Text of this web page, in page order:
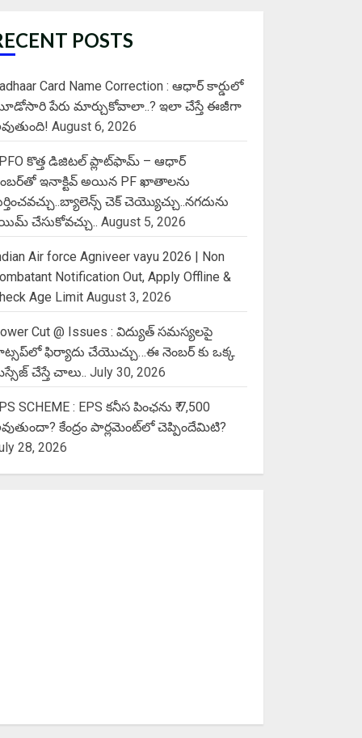
POSTS
Card Name Correction : ఆధార్ కార్డులో
పేరు మార్చుకోవాలా..? ఇలా చేస్తే ఈజీగా
August 6, 2026
కొత్త డిజిటల్ ప్లాట్‌ఫామ్‌ – ఆధార్
ఇనాక్టివ్ అయిన PF ఖాతాలను
చెక్ చెయ్యొచ్చు..నగదును
చేసుకోవచ్చు.. August 5, 2026
Air force Agniveer vayu 2026 | Non
Notification Out, Apply Offline &
Age Limit August 3, 2026
Cut @ Issues : విద్యుత్ సమస్యలపై
ఫిర్యాదు చేయొచ్చు…ఈ నెంబర్ కు ఒక్క
చేస్తే చాలు.. July 30, 2026
SCHEME : EPS కనీస పింఛను ₹ 7,500
కేంద్రం పార్లమెంట్‌లో చెప్పిందేమిటి?
28, 2026